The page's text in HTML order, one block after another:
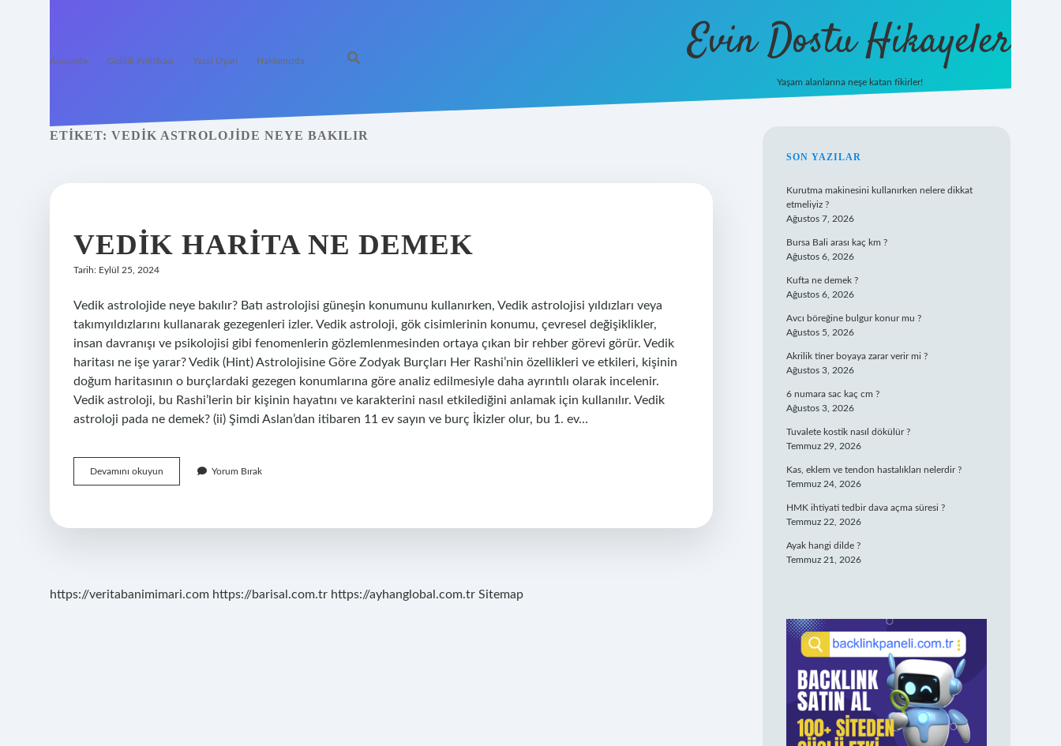
Anasayfa Gizlilik Politikası Yasal Uyarı Hakkımızda Evin Dostu Hikayeler
Yaşam alanlarına neşe katan fikirler!
ETIKET: VEDIK ASTROLOJIDE NEYE BAKILIR
VEDIK HARITA NE DEMEK
Tarih: Eylül 25, 2024
Vedik astrolojide neye bakılır? Batı astrolojisi güneşin konumunu kullanırken, Vedik astrolojisi yıldızları veya
takımyıldızlarını kullanarak gezegenleri izler. Vedik astroloji, gök cisimlerinin konumu, çevresel değişiklikler,
insan davranışı ve psikolojisi gibi fenomenlerin gözlemlenmesinden ortaya çıkan bir rehber görevi görür. Vedik
haritası ne işe yarar? Vedik (Hint) Astrolojisine Göre Zodyak Burçları Her Rashi’nin özellikleri ve etkileri, kişinin
doğum haritasının o burçlardaki gezegen konumlarına göre analiz edilmesiyle daha ayrıntılı olarak incelenir.
Vedik astroloji, bu Rashi’lerin bir kişinin hayatını ve karakterini nasıl etkilediğini anlamak için kullanılır. Vedik
astroloji pada ne demek? (ii) Şimdi Aslan’dan itibaren 11 ev sayın ve burç İkizler olur, bu 1. ev…
Devamını okuyun
Harita
Yorum Bırak
https://veritabanimimari.com https://barisal.com.tr https://ayhanglobal.com.tr Sitemap
SIDEBAR
SON YAZILAR
Kurutma makinesini kullanırken nelere dikkat
etmeliyiz ?
Ağustos 7, 2026
Bursa Bali arası kaç km ?
Ağustos 6, 2026
Kufta ne demek ?
Ağustos 6, 2026
Avcı böreğine bulgur konur mu ?
Ağustos 5, 2026
Akrilik tiner boyaya zarar verir mi ?
Ağustos 3, 2026
6 numara sac kaç cm ?
Ağustos 3, 2026
Tuvalete kostik nasıl dökülür ?
Temmuz 29, 2026
Kas, eklem ve tendon hastalıkları nelerdir ?
Temmuz 24, 2026
HMK ihtiyati tedbir dava açma süresi ?
Temmuz 22, 2026
Ayak hangi dilde ?
Temmuz 21, 2026